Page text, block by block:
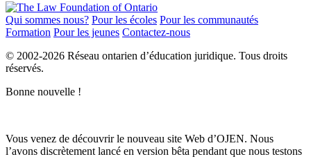
Qui sommes nous? Pour les écoles Pour les communautés
Formation Pour les jeunes Contactez-nous
© 2002-2026 Réseau ontarien d’éducation juridique. Tous droits
réservés.
Bonne nouvelle !
Vous venez de découvrir le nouveau site Web d’OJEN. Nous
l’avons discrètement lancé en version bêta pendant que nous testons